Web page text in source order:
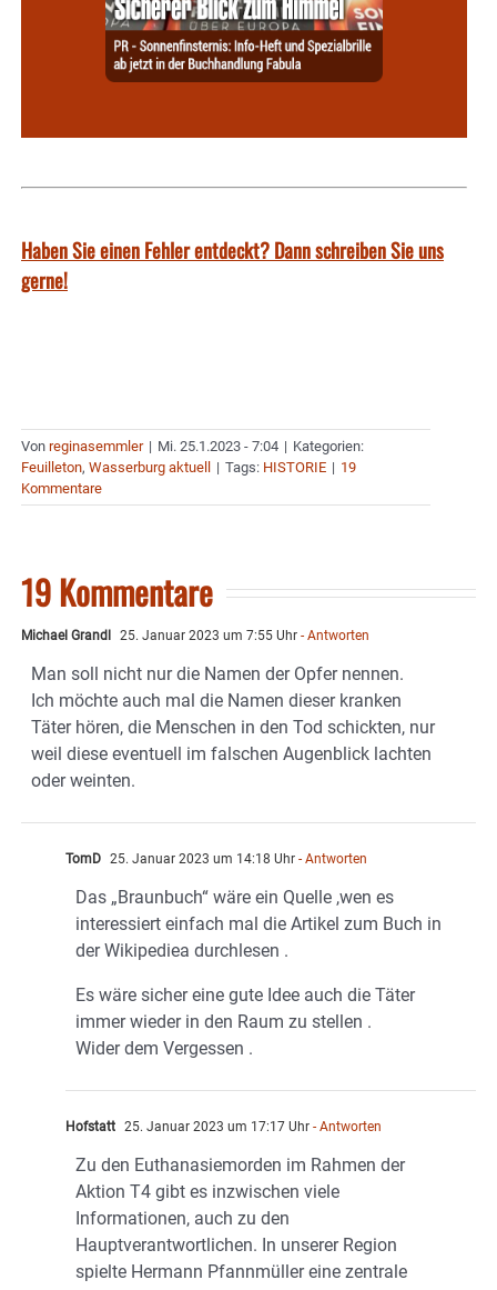
Haben Sie einen Fehler entdeckt? Dann schreiben Sie uns
gerne!
Von reginasemmler | Mi. 25.1.2023 - 7:04 | Kategorien:
Feuilleton, Wasserburg aktuell | Tags: HISTORIE | 19
Kommentare
19 Kommentare
Michael Grandl 25. Januar 2023 um 7:55 Uhr - Antworten
Man soll nicht nur die Namen der Opfer nennen.
Ich möchte auch mal die Namen dieser kranken
Täter hören, die Menschen in den Tod schickten, nur
weil diese eventuell im falschen Augenblick lachten
oder weinten.
TomD 25. Januar 2023 um 14:18 Uhr - Antworten
Das „Braunbuch“ wäre ein Quelle ,wen es
interessiert einfach mal die Artikel zum Buch in
der Wikipediea durchlesen .
Es wäre sicher eine gute Idee auch die Täter
immer wieder in den Raum zu stellen .
Wider dem Vergessen .
Hofstatt 25. Januar 2023 um 17:17 Uhr - Antworten
Zu den Euthanasiemorden im Rahmen der
Aktion T4 gibt es inzwischen viele
Informationen, auch zu den
Hauptverantwortlichen. In unserer Region
spielte Hermann Pfannmüller eine zentrale